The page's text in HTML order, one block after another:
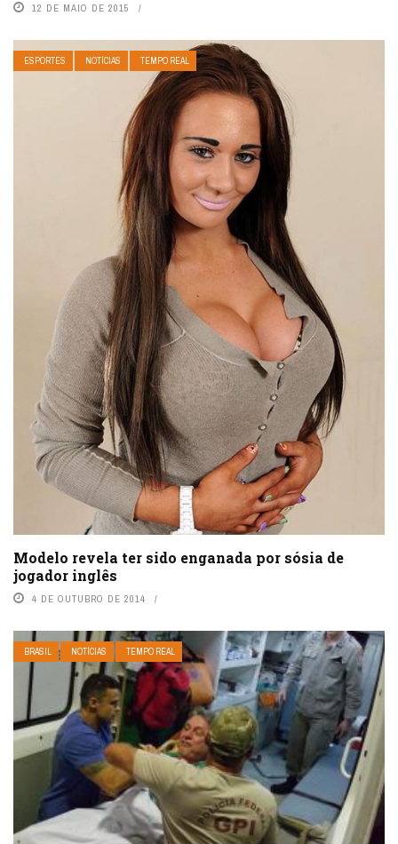
12 DE MAIO DE 2015
ESPORTES NOTÍCIAS TEMPO REAL
Modelo revela ter sido enganada por sósia de
jogador inglês
4 DE OUTUBRO DE 2014
BRASIL NOTÍCIAS TEMPO REAL